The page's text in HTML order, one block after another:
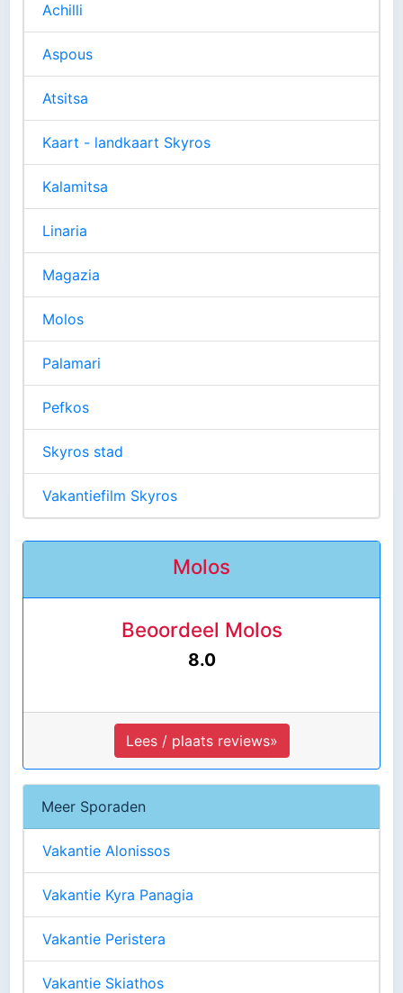
Achilli
Aspous
Atsitsa
Kaart - landkaart Skyros
Kalamitsa
Linaria
Magazia
Molos
Palamari
Pefkos
Skyros stad
Vakantiefilm Skyros
Molos
Beoordeel Molos
8.0
Lees / plaats reviews»
Meer Sporaden
Vakantie Alonissos
Vakantie Kyra Panagia
Vakantie Peristera
Vakantie Skiathos